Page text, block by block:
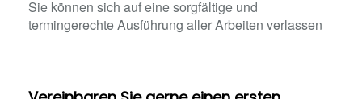
Sie können sich auf eine sorgfältige und
termingerechte Ausführung aller Arbeiten verlassen